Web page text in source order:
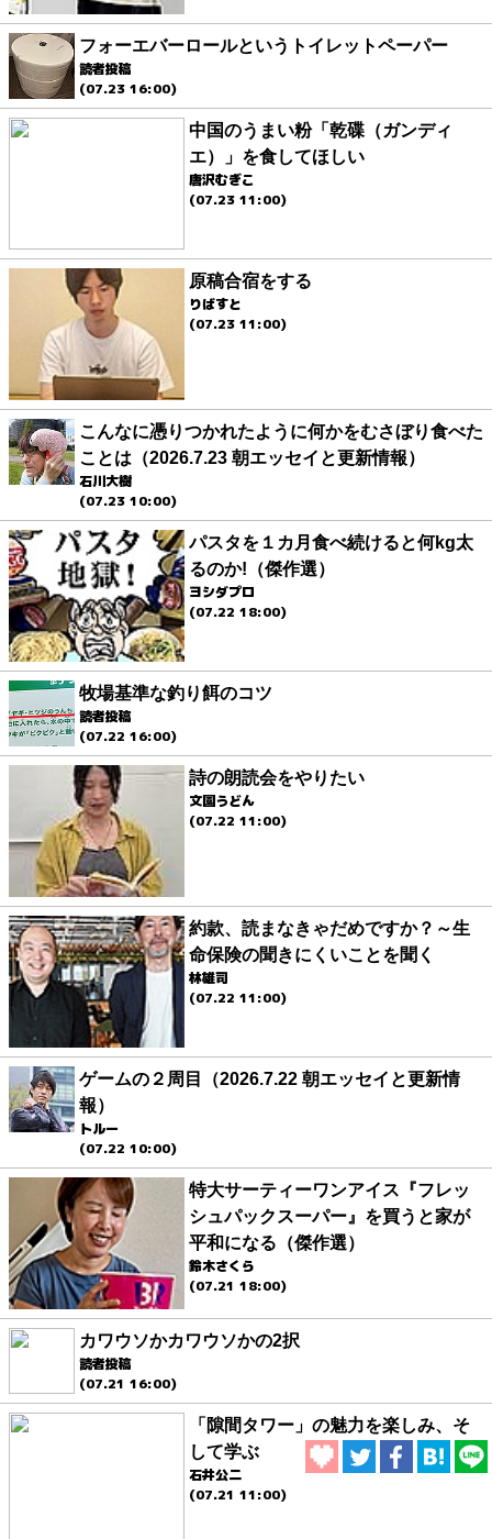
フォーエバーロールというトイレットペーパー
読者投稿
(07.23 16:00)
中国のうまい粉「乾碟（ガンディ
エ）」を食してほしい
唐沢むぎこ
(07.23 11:00)
原稿合宿をする
りばすと
(07.23 11:00)
こんなに憑りつかれたように何かをむさぼり食べた
ことは（2026.7.23 朝エッセイと更新情報）
石川大樹
(07.23 10:00)
パスタを１カ月食べ続けると何kg太
るのか!（傑作選）
ヨシダプロ
(07.22 18:00)
牧場基準な釣り餌のコツ
読者投稿
(07.22 16:00)
詩の朗読会をやりたい
文園うどん
(07.22 11:00)
約款、読まなきゃだめですか？～生
命保険の聞きにくいことを聞く
林雄司
(07.22 11:00)
ゲームの２周目（2026.7.22 朝エッセイと更新情
報）
トルー
(07.22 10:00)
特大サーティーワンアイス『フレッ
シュパックスーパー』を買うと家が
平和になる（傑作選）
鈴木さくら
(07.21 18:00)
カワウソかカワウソかの2択
読者投稿
(07.21 16:00)
「隙間タワー」の魅力を楽しみ、そ
して学ぶ
石井公二
(07.21 11:00)